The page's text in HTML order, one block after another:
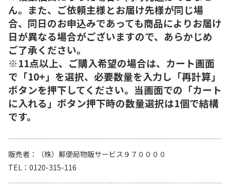
ん。また、ご依頼主様とお届け先様が同じ場
合、同日のお申込みであっても商品によりお届け
日が異なる場合がございますので、あらかじめ
ご了承ください。
※11点以上、ご購入希望の場合は、カート画面
で「10+」を選択、必要数量を入力し「再計算」
ボタンを押下してください。当画面での「カート
に入れる」ボタン押下時の数量選択は1個で結構
です。
販売者
（株）郵便局物販サービス９７００００
TEL
0120-315-116